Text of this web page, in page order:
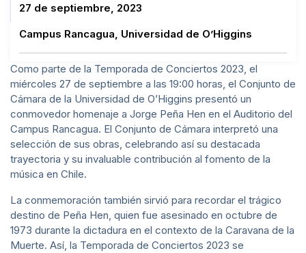
27 de septiembre, 2023
Campus Rancagua, Universidad de O’Higgins
Como parte de la Temporada de Conciertos 2023, el
miércoles 27 de septiembre a las 19:00 horas, el Conjunto de
Cámara de la Universidad de O’Higgins presentó un
conmovedor homenaje a Jorge Peña Hen en el Auditorio del
Campus Rancagua. El Conjunto de Cámara interpretó una
selección de sus obras, celebrando así su destacada
trayectoria y su invaluable contribución al fomento de la
música en Chile.
La conmemoración también sirvió para recordar el trágico
destino de Peña Hen, quien fue asesinado en octubre de
1973 durante la dictadura en el contexto de la Caravana de la
Muerte. Así, la Temporada de Conciertos 2023 se